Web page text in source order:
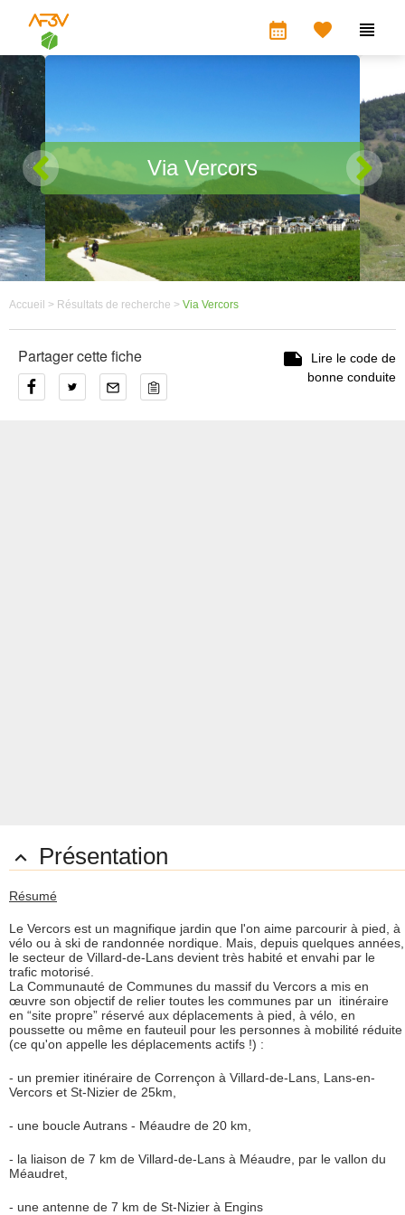
calendar_month  
Via Vercors
Accueil > Résultats de recherche > Via Vercors
Partager cette fiche 
Lire le code de
bonne conduite
 Présentation
Résumé
Le Vercors est un magnifique jardin que l'on aime parcourir à pied, à
vélo ou à ski de randonnée nordique. Mais, depuis quelques années,
le secteur de Villard-de-Lans devient très habité et envahi par le
trafic motorisé.
La Communauté de Communes du massif du Vercors a mis en
œuvre son objectif de relier toutes les communes par un itinéraire
en “site propre” réservé aux déplacements à pied, à vélo, en
poussette ou même en fauteuil pour les personnes à mobilité réduite
(ce qu'on appelle les déplacements actifs !) :
- un premier itinéraire de Corrençon à Villard-de-Lans, Lans-en-
Vercors et St-Nizier de 25km,
- une boucle Autrans - Méaudre de 20 km,
- la liaison de 7 km de Villard-de-Lans à Méaudre, par le vallon du
Méaudret,
- une antenne de 7 km de St-Nizier à Engins